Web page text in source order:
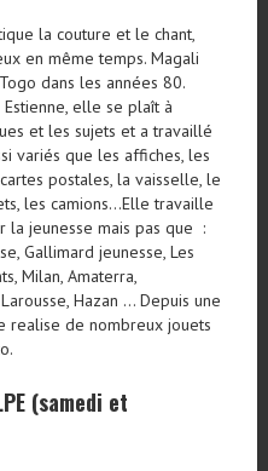
la couture et le chant,
en même temps. Magali
dans les années 80.
elle se plaît à
et les sujets et a travaillé
variés que les affiches, les
postales, la vaisselle, le
les camions…Elle travaille
la jeunesse mais pas que :
Gallimard jeunesse, Les
Milan, Amaterra,
Hazan … Depuis une
realise de nombreux jouets
(samedi et